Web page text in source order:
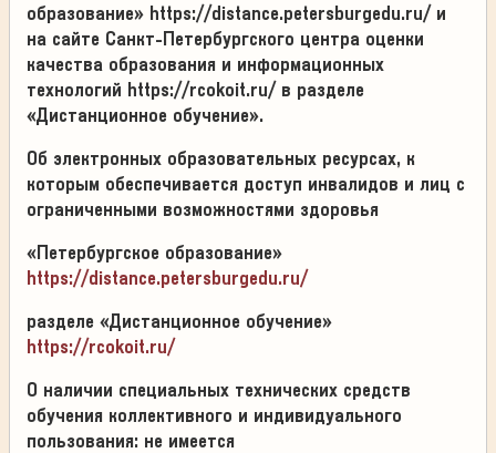
образование» https://distance.petersburgedu.ru/ и
на сайте Санкт-Петербургского центра оценки
качества образования и информационных
технологий https://rcokoit.ru/ в разделе
«Дистанционное обучение».
Об электронных образовательных ресурсах, к
которым обеспечивается доступ инвалидов и лиц с
ограниченными возможностями здоровья
«Петербургское образование»
https://distance.petersburgedu.ru/
разделе «Дистанционное обучение»
https://rcokoit.ru/
О наличии специальных технических средств
обучения коллективного и индивидуального
пользования: не имеется